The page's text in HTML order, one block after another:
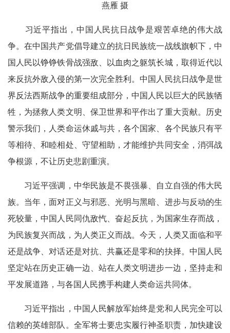
燕雁 摄
习近平指出，中国人民抗日战争是艰苦卓绝的伟大战
争。在中国共产党倡导建立的抗日民族统一战线旗帜下，中
国人民以铮铮铁骨战强敌、以血肉之躯筑长城，取得近代以
来反抗外敌入侵的第一次完全胜利。中国人民抗日战争是世
界反法西斯战争的重要组成部分，中国人民以巨大的民族牺
牲，为拯救人类文明、保卫世界和平作出了重大贡献。历史
警示我们，人类命运休戚与共，各个国家、各个民族只有平
等相待、和睦相处、守望相助，才能维护共同安全，消弭战
争根源，不让历史悲剧重演。
习近平强调，中华民族是不畏强暴、自立自强的伟大民
族。当年，面对正义与邪恶、光明与黑暗、进步与反动的生
死较量，中国人民同仇敌忾、奋起反抗，为国家生存而战，
为民族复兴而战，为人类正义而战。今天，人类又面临和平
还是战争、对话还是对抗、共赢还是零和的抉择。中国人民
坚定站在历史正确一边、站在人类文明进步一边，坚持走和
平发展道路，与各国人民携手构建人类命运共同体。
习近平指出，中国人民解放军始终是党和人民完全可以
信赖的英雄部队。全军将士要忠实履行神圣职责，加快建设